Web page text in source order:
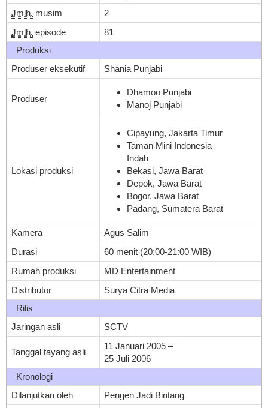
Jmlh. musim
2
Jmlh. episode
81
Produksi
Produser eksekutif
Shania Punjabi
Produser
Dhamoo Punjabi
Manoj Punjabi
Lokasi produksi
Cipayung, Jakarta Timur
Taman Mini Indonesia
Indah
Bekasi, Jawa Barat
Depok, Jawa Barat
Bogor, Jawa Barat
Padang, Sumatera Barat
Kamera
Agus Salim
Durasi
60 menit (20:00-21:00 WIB)
Rumah produksi
MD Entertainment
Distributor
Surya Citra Media
Rilis
Jaringan asli
SCTV
Tanggal tayang asli
11 Januari 2005 –
25 Juli 2006
Kronologi
Dilanjutkan oleh
Pengen Jadi Bintang